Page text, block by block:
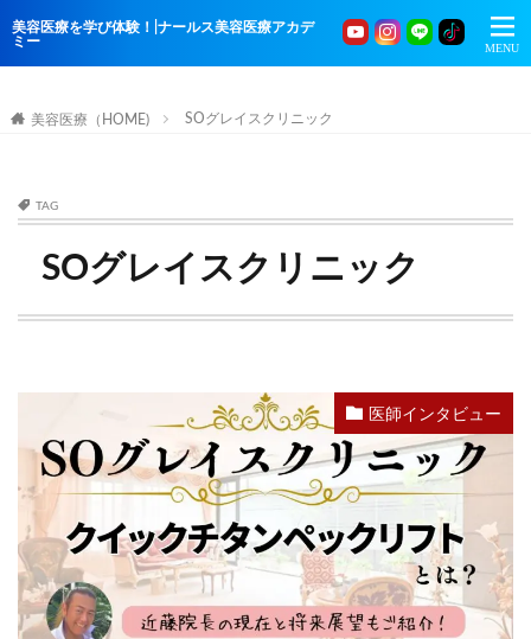
美容医療を学び体験！|ナールス美容医療アカデ
ミー
美容医療（HOME) SOグレイスクリニック
TAG
SOグレイスクリニック
医師インタビュー